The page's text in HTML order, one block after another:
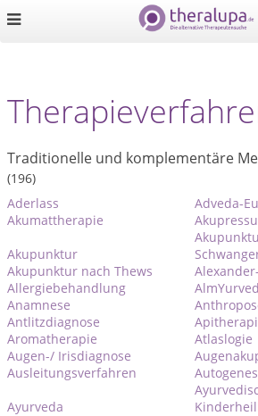
Traditionelle und komplementäre
(196)
Aderlass
Adveda-
Akumattherapie
Akupunktur
Akupunktur nach Thews
Allergiebehandlung
Anamnese
Antlitzdiagnose
Aromatherapie
Atlaslogie
Augen-/ Irisdiagnose
Ausleitungsverfahren
Ayurveda